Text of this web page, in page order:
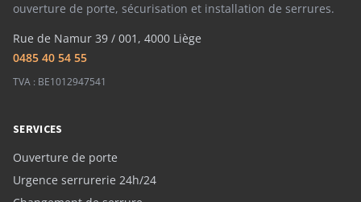
ouverture de porte, sécurisation et installation de serrures.
Rue de Namur 39 / 001, 4000 Liège
0485 40 54 55
TVA : BE1012947541
SERVICES
Ouverture de porte
Urgence serrurerie 24h/24